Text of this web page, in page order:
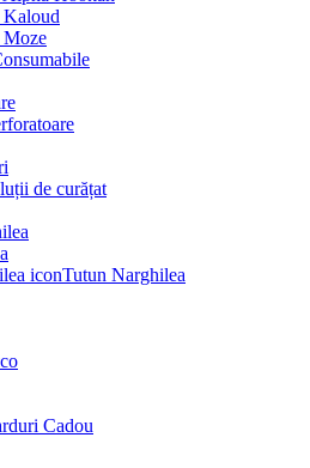
Kaloud
de curățat
Tutun Narghilea
Cadou